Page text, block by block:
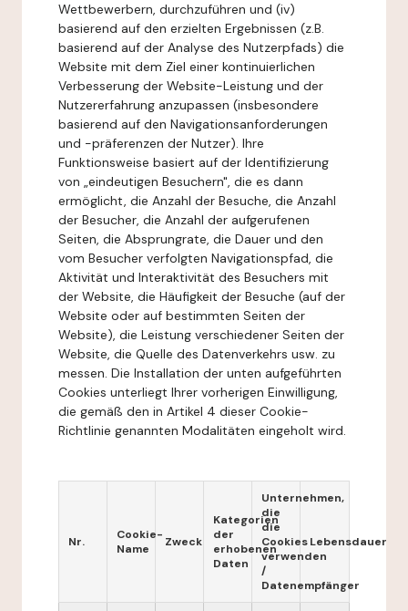
Wettbewerbern, durchzuführen und (iv)
basierend auf den erzielten Ergebnissen (z.B.
basierend auf der Analyse des Nutzerpfads) die
Website mit dem Ziel einer kontinuierlichen
Verbesserung der Website-Leistung und der
Nutzererfahrung anzupassen (insbesondere
basierend auf den Navigationsanforderungen
und -präferenzen der Nutzer). Ihre
Funktionsweise basiert auf der Identifizierung
von „eindeutigen Besuchern", die es dann
ermöglicht, die Anzahl der Besuche, die Anzahl
der Besucher, die Anzahl der aufgerufenen
Seiten, die Absprungrate, die Dauer und den
vom Besucher verfolgten Navigationspfad, die
Aktivität und Interaktivität des Besuchers mit
der Website, die Häufigkeit der Besuche (auf der
Website oder auf bestimmten Seiten der
Website), die Leistung verschiedener Seiten der
Website, die Quelle des Datenverkehrs usw. zu
messen. Die Installation der unten aufgeführten
Cookies unterliegt Ihrer vorherigen Einwilligung,
die gemäß den in Artikel 4 dieser Cookie-
Richtlinie genannten Modalitäten eingeholt wird.
Nr.
Cookie-
Name
Zweck
Kategorien
der
erhobenen
Daten
Unternehmen,
die
die
Cookies
verwenden
/
Datenempfänger
Lebensdauer